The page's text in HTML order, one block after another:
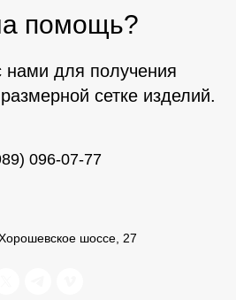
помощь?
нами для получения
сетке изделий.
096-07-77
шоссе, 27